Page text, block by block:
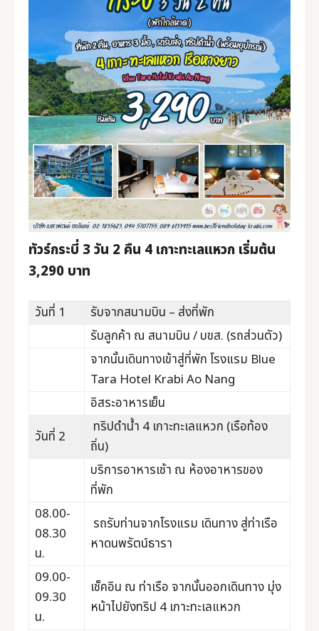
หน้าแรก
ทัวร์กระบี่
ที่เที่ยวกระบี่
ทัวร์ภูเก็ต
ทัวร์แสมสาร
บริการอื่นๆ
ภาพประทับใจ
ทัวร์กระบี่ 3 วัน 2 คืน 4 เกาะทะเลแหวก เริ่มต้น
3,290 บาท
วันที่ 1
รับจากสนามบิน – ส่งที่พัก
รับลูกค้า ณ สนามบิน / บขส. (รถส่วนตัว)
จากนั้นเดินทางเข้าสู่ที่พัก โรงแรม Blue
Tara Hotel Krabi Ao Nang
อิสระอาหารเย็น
วันที่ 2
ทริปดำน้ำ 4 เกาะทะเลแหวก (เรือท้อง
ถิ่น)
บริการอาหารเช้า ณ ห้องอาหารของ
ที่พัก
08.00-
08.30
น.
รถรับท่านจากโรงแรม เดินทาง สู่ท่าเรือ
หาดนพรัตน์ธารา
09.00-
09.30
น.
เช็คอิน ณ ท่าเรือ จากนั้นออกเดินทาง มุ่ง
หน้าไปยังทริป 4 เกาะทะเลแหวก